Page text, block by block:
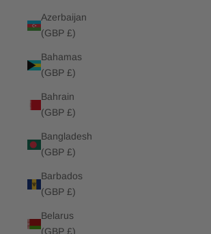
Azerbaijan
(GBP £)
Bahamas
(GBP £)
Bahrain
(GBP £)
Bangladesh
(GBP £)
Barbados
(GBP £)
Belarus
(GBP £)